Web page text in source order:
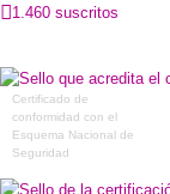
1.460 suscritos
Certificado de
conformidad con el
Esquema Nacional de
Seguridad